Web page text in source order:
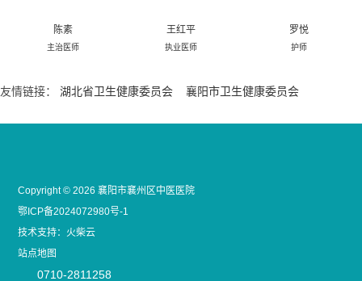
陈素
主治医师
王红平
执业医师
罗悦
护师
友情链接： 湖北省卫生健康委员会 襄阳市卫生健康委员会
Copyright © 2026襄阳市襄州区中医医院
鄂ICP备2024072980号-1
技术支持： 火柴云
站点地图
0710-2811258